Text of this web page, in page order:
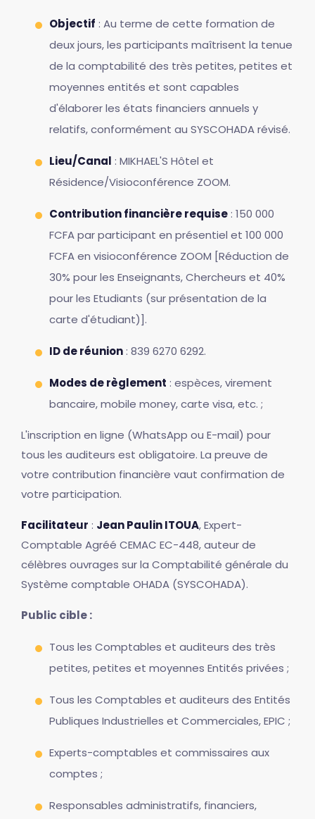
Objectif : Au terme de cette formation de
deux jours, les participants maîtrisent la tenue
de la comptabilité des très petites, petites et
moyennes entités et sont capables
d'élaborer les états financiers annuels y
relatifs, conformément au SYSCOHADA révisé.
Lieu/Canal : MIKHAEL'S Hôtel et
Résidence/Visioconférence ZOOM.
Contribution financière requise : 150 000
FCFA par participant en présentiel et 100 000
FCFA en visioconférence ZOOM [Réduction de
30% pour les Enseignants, Chercheurs et 40%
pour les Etudiants (sur présentation de la
carte d'étudiant)].
ID de réunion : 839 6270 6292.
Modes de règlement : espèces, virement
bancaire, mobile money, carte visa, etc. ;
L'inscription en ligne (WhatsApp ou E-mail) pour
tous les auditeurs est obligatoire. La preuve de
votre contribution financière vaut confirmation de
votre participation.
Facilitateur : Jean Paulin ITOUA, Expert-
Comptable Agréé CEMAC EC-448, auteur de
célèbres ouvrages sur la Comptabilité générale du
Système comptable OHADA (SYSCOHADA).
Public cible :
Tous les Comptables et auditeurs des très
petites, petites et moyennes Entités privées ;
Tous les Comptables et auditeurs des Entités
Publiques Industrielles et Commerciales, EPIC ;
Experts-comptables et commissaires aux
comptes ;
Responsables administratifs, financiers,